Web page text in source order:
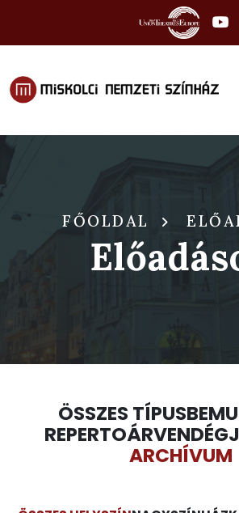
FŐOLDAL
ÖSSZES TÍPUS
REPERTOÁR
ARCHÍVUM